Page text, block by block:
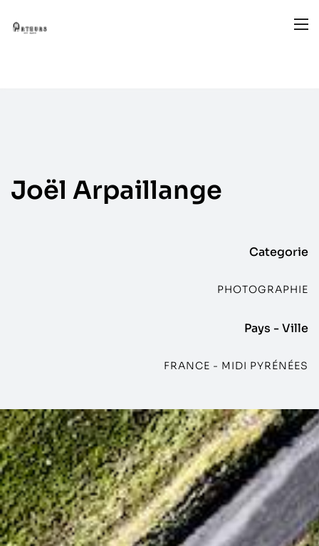
Joël Arpaillange
Categorie
PHOTOGRAPHIE
Pays - Ville
FRANCE - MIDI PYRÉNÉES